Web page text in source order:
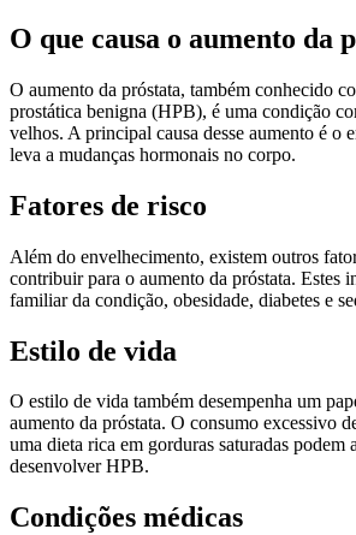
O que causa o aumento da
O aumento da próstata, também conhecido
prostática benigna (HPB), é uma condição
velhos. A principal causa desse aumento é o
leva a mudanças hormonais no corpo.
Fatores de risco
Além do envelhecimento, existem outros
contribuir para o aumento da próstata. Estes
familiar da condição, obesidade, diabetes e
Estilo de vida
O estilo de vida também desempenha um
aumento da próstata. O consumo excessivo
uma dieta rica em gorduras saturadas podem
desenvolver HPB.
Condições médicas